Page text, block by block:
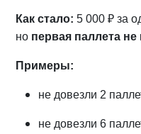
Как стало: 5 000 ₽ за
но первая паллета
Примеры:
не довезли 2
не довезли 6